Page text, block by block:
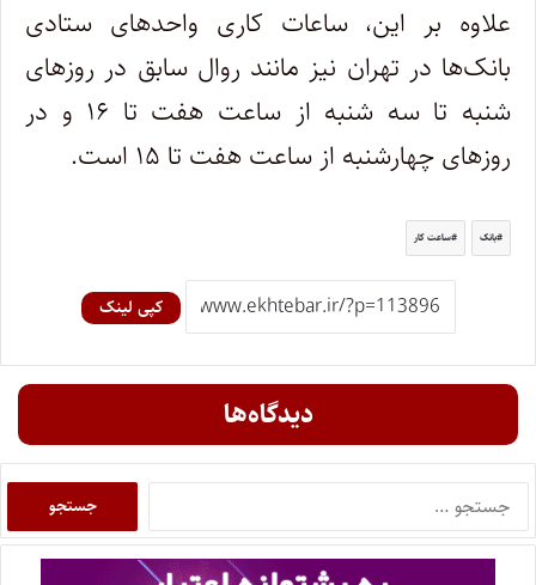
علاوه بر این، ساعات کاری واحدهای ستادی
بانک‌ها در تهران نیز مانند روال سابق در روزهای
شنبه تا سه شنبه از ساعت هفت تا ۱۶ و در
روزهای چهارشنبه از ساعت هفت تا ۱۵ است.
بانک ساعت کار
کپی لینک
دیدگاه‌ها